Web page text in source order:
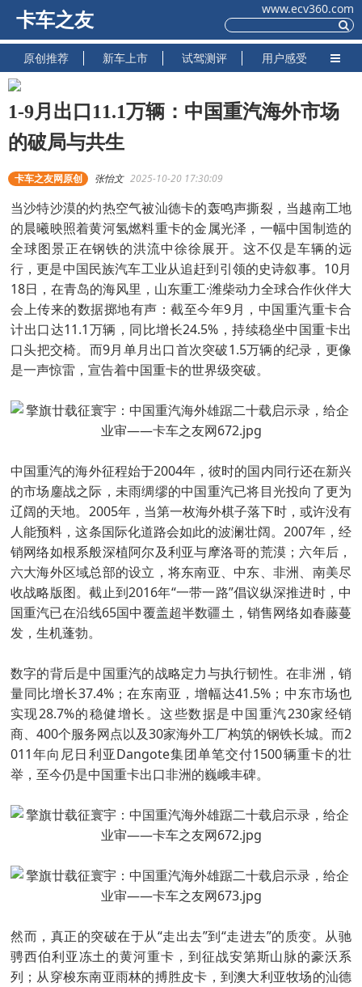
卡车之友
www.ecv360.com
原创推荐 新车上市 试驾测评 用户感受
1-9月出口11.1万辆：中国重汽海外市场
的破局与共生
卡车之友网原创 张怡文 2025-10-20 17:30:09
当沙特沙漠的灼热空气被汕德卡的轰鸣声撕裂，当越南工地
的晨曦映照着黄河氢燃料重卡的金属光泽，一幅中国制造的
全球图景正在钢铁的洪流中徐徐展开。这不仅是车辆的远
行，更是中国民族汽车工业从追赶到引领的史诗叙事。10月
18日，在青岛的海风里，山东重工·潍柴动力全球合作伙伴大
会上传来的数据掷地有声：截至今年9月，中国重汽重卡合
计出口达11.1万辆，同比增长24.5%，持续稳坐中国重卡出
口头把交椅。而9月单月出口首次突破1.5万辆的纪录，更像
是一声惊雷，宣告着中国重卡的世界级突破。
中国重汽的海外征程始于2004年，彼时的国内同行还在新兴
的市场鏖战之际，未雨绸缪的中国重汽已将目光投向了更为
辽阔的天地。2005年，当第一枚海外棋子落下时，或许没有
人能预料，这条国际化道路会如此的波澜壮阔。2007年，经
销网络如根系般深植阿尔及利亚与摩洛哥的荒漠；六年后，
六大海外区域总部的设立，将东南亚、中东、非洲、南美尽
收战略版图。截止到2016年“一带一路”倡议纵深推进时，中
国重汽已在沿线65国中覆盖超半数疆土，销售网络如春藤蔓
发，生机蓬勃。
数字的背后是中国重汽的战略定力与执行韧性。在非洲，销
量同比增长37.4%；在东南亚，增幅达41.5%；中东市场也
实现28.7%的稳健增长。这些数据是中国重汽230家经销
商、400个服务网点以及30家海外工厂构筑的钢铁长城。而2
011年向尼日利亚Dangote集团单笔交付1500辆重卡的壮
举，至今仍是中国重卡出口非洲的巍峨丰碑。
然而，真正的突破在于从“走出去”到“走进去”的质变。从驰
骋西伯利亚冻土的黄河重卡，到征战安第斯山脉的豪沃系
列；从穿梭东南亚雨林的搏胜皮卡，到澳大利亚牧场的汕德